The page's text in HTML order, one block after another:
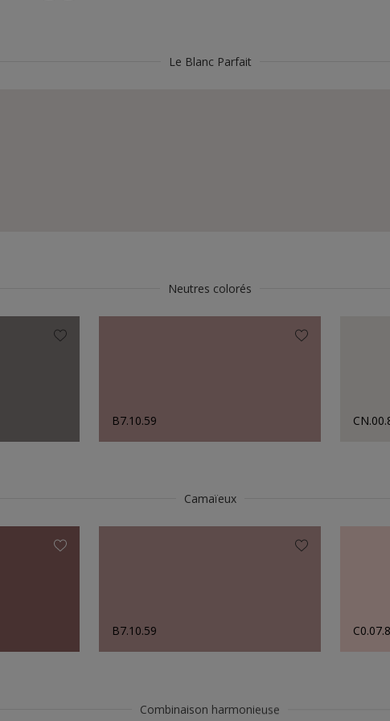
Le Blanc Parfait
Neutres colorés
B7.10.59
Camaïeux
B7.10.59
Combinaison harmonieuse